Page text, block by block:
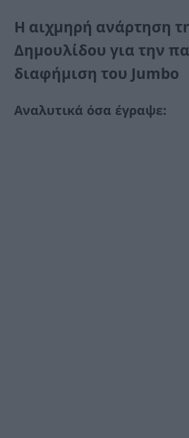
Η αιχμηρή ανάρτηση
Δημουλίδου για την
διαφήμιση του Jumbo
Αναλυτικά όσα έγραψε: